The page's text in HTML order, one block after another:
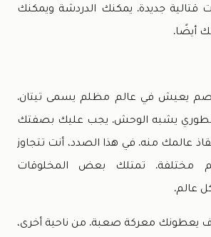
جديدة. يمكنك الدردشة ويمكنك
أيضًا.
يعيش في عالم مظلم يسمى تيتان.
يشبه الوحش. يجب عليك بصفتك
عالمك منه. في هذا الصدد، أنت تتجاوز
7 عوالم مختلفة. تمتلك بعض المخلوقات
عالم.
يعطونك معركة صعبة. من ناحية أخرى،